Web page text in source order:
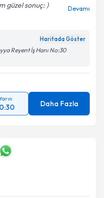
güzel sonuç: )
Devamı
Haritada Göster
Reyent İş Hanı No:30
Daha Fazla